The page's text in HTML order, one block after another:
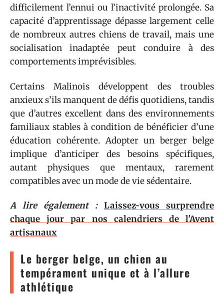
difficilement l’ennui ou l’inactivité prolongée. Sa
capacité d’apprentissage dépasse largement celle
de nombreux autres chiens de travail, mais une
socialisation inadaptée peut conduire à des
comportements imprévisibles.
Certains Malinois développent des troubles
anxieux s’ils manquent de défis quotidiens, tandis
que d’autres excellent dans des environnements
familiaux stables à condition de bénéficier d’une
éducation cohérente. Adopter un berger belge
implique d’anticiper des besoins spécifiques,
autant physiques que mentaux, rarement
compatibles avec un mode de vie sédentaire.
A lire également : Laissez-vous surprendre
chaque jour par nos calendriers de l'Avent
artisanaux
Le berger belge, un chien au
tempérament unique et à l’allure
athlétique